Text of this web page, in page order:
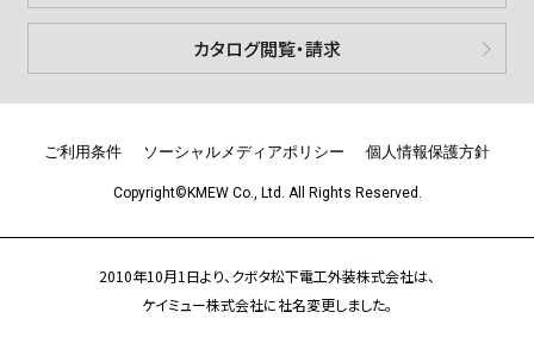
カタログ閲覧・請求
Copyright©KMEW Co., Ltd. All Rights Reserved.
ご利用条件 ソーシャルメディアポリシー 個人情報保護方針
2010年10月1日より、クボタ松下電工外装株式会社は、
ケイミュー株式会社に社名変更しました。